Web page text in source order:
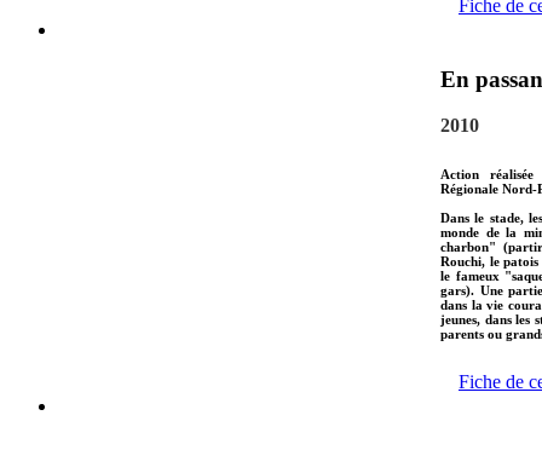
Fiche de
En
2010
Action
Régionale Nord-
Dans le stade,
monde de la
charbon"
Rouchi, le patois
le fameux
gars). Une
dans la vie
jeunes, dans les
parents ou
Fiche de